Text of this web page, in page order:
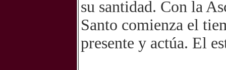
su santidad. Con la
Santo comienza el
presente y actúa. El